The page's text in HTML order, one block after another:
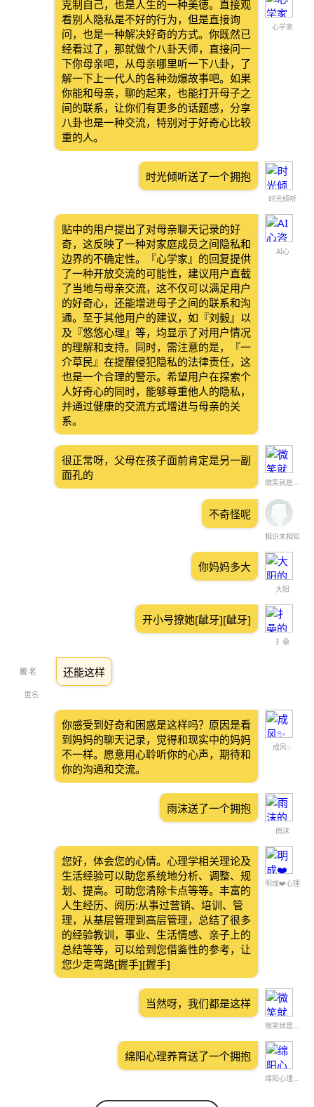
心学家
克制自己，也是人生的一种美德。直接观
看别人隐私是不好的行为，但是直接询
问，也是一种解决好奇的方式。你既然已
经看过了，那就做个八卦天师，直接问一
下你母亲吧，从母亲哪里听一下八卦，了
解一下上一代人的各种劲爆故事吧。如果
你能和母亲，聊的起来，也能打开母子之
间的联系，让你们有更多的话题感，分享
八卦也是一种交流，特别对于好奇心比较
重的人。
时光倾听
时光倾听送了一个拥抱
AI心
贴中的用户提出了对母亲聊天记录的好
奇，这反映了一种对家庭成员之间隐私和
边界的不确定性。『心学家』的回复提供
了一种开放交流的可能性，建议用户直截
了当地与母亲交流，这不仅可以满足用户
的好奇心，还能增进母子之间的联系和沟
通。至于其他用户的建议，如『刘毅』以
及『悠悠心理』等，均显示了对用户情况
的理解和支持。同时，需注意的是，『一
介草民』在提醒侵犯隐私的法律责任，这
也是一个合理的警示。希望用户在探索个
人好奇心的同时，能够尊重他人的隐私，
并通过健康的交流方式增进与母亲的关
系。
微笑就是快乐
很正常呀，父母在孩子面前肯定是另一副
面孔的
相识未相知
不奇怪呢
大阳
你妈妈多大
扌喿
开小号撩她[龇牙][龇牙]
匿名
还能这样
成风✨
你感受到好奇和困惑是这样吗？原因是看
到妈妈的聊天记录，觉得和现实中的妈妈
不一样。愿意用心聆听你的心声，期待和
你的沟通和交流。
雨沫
雨沫送了一个拥抱
明成❤️心理
您好，体会您的心情。心理学相关理论及
生活经验可以助您系统地分析、调整、规
划、提高。可助您清除卡点等等。丰富的
人生经历、阅历:从事过营销、培训、管
理，从基层管理到高层管理，总结了很多
的经验教训，事业、生活情感、亲子上的
总结等等，可以给到您借鉴性的参考，让
您少走弯路[握手][握手]
微笑就是快乐
当然呀，我们都是这样
绵阳心理养育
绵阳心理养育送了一个拥抱